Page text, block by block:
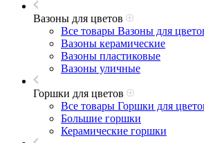
Вазоны для цветов
Все товары Вазоны для
Вазоны керамические
Вазоны пластиковые
Вазоны уличные
Горшки для цветов
Все товары Горшки для
Большие горшки
Керамические горшки